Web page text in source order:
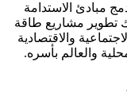
مبادئ الاستدامة
تطوير مشاريع طاقة
والاقتصادية
والعالم بأسره.